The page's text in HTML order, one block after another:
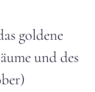
goldene
und des